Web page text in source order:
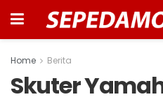
Home Berita
Skuter